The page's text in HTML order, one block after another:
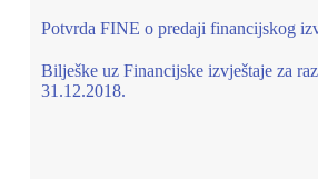
Potvrda FINE o predaji financijskog
Bilješke uz Financijske izvještaje za
31.12.2018.